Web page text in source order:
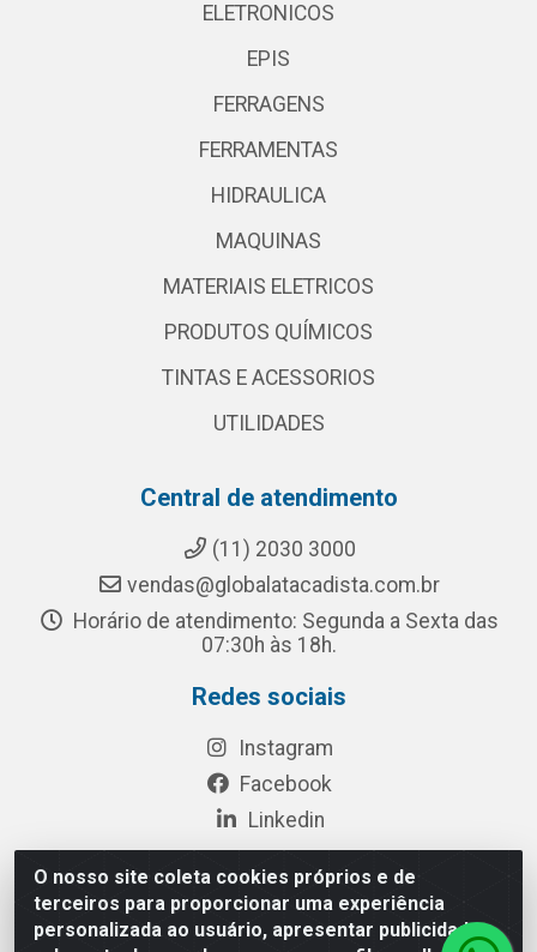
O nosso site coleta cookies próprios e de
terceiros para proporcionar uma experiência
personalizada ao usuário, apresentar publicidade
ELETRONICOS
EPIS
FERRAGENS
FERRAMENTAS
HIDRAULICA
MAQUINAS
MATERIAIS ELETRICOS
PRODUTOS QUÍMICOS
TINTAS E ACESSORIOS
UTILIDADES
Central de atendimento
(11) 2030 3000
vendas@globalatacadista.com.br
Horário de atendimento: Segunda a Sexta das
07:30h às 18h.
Redes sociais
Instagram
Facebook
Linkedin
Rua Chipuê, 117 - S. Miguel Paulista São Paulo/SP - CEP
08010-260- CNPJ: 03.010.739/0001-72